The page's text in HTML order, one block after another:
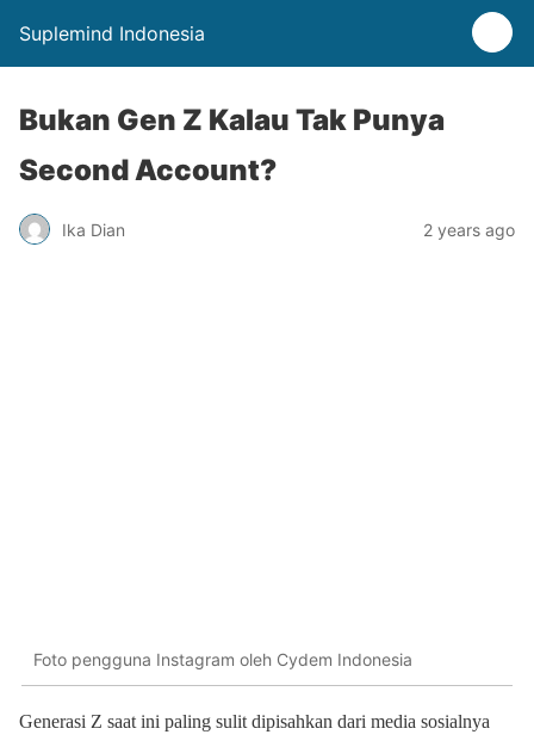
Suplemind Indonesia
Bukan Gen Z Kalau Tak Punya
Second Account?
Ika Dian 2 years ago
Foto pengguna Instagram oleh Cydem Indonesia
Generasi Z saat ini paling sulit dipisahkan dari media sosialnya